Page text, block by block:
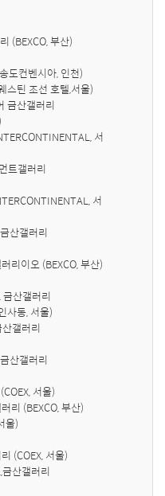
(BEXCO, 부산)
도컨벤시아, 인천)
틴 조선 호텔,서울)
금산갤러리
서
트갤러리
서
산갤러리
리이오 (BEXCO, 부산)
산갤러리
사동, 서울)
갤러리
산갤러리
서울)
리 (BEXCO, 부산)
울)
(COEX, 서울)
산갤러리